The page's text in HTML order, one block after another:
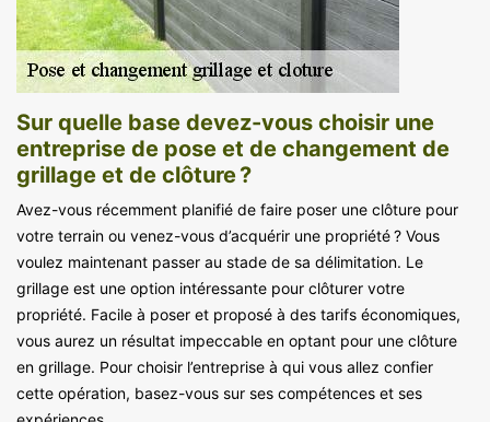
Sur quelle base devez-vous choisir une
entreprise de pose et de changement de
grillage et de clôture ?
Avez-vous récemment planifié de faire poser une clôture pour
votre terrain ou venez-vous d’acquérir une propriété ? Vous
voulez maintenant passer au stade de sa délimitation. Le
grillage est une option intéressante pour clôturer votre
propriété. Facile à poser et proposé à des tarifs économiques,
vous aurez un résultat impeccable en optant pour une clôture
en grillage. Pour choisir l’entreprise à qui vous allez confier
cette opération, basez-vous sur ses compétences et ses